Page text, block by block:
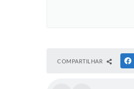
COMPARTILHAR